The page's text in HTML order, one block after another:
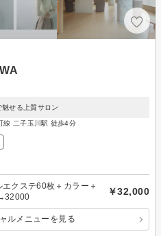
せる上質サロン
線 二子玉川駅 徒歩4分
エクステ60枚＋カラー＋
￥32,000
ルメニューを見る